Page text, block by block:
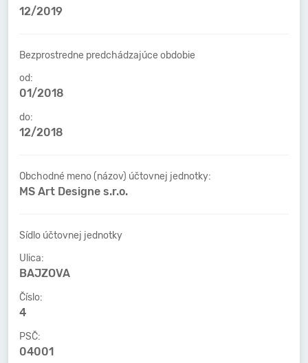
12/2019
Bezprostredne predchádzajúce obdobie
od:
01/2018
do:
12/2018
Obchodné meno (názov) účtovnej jednotky:
MS Art Designe s.r.o.
Sídlo účtovnej jednotky
Ulica:
BAJZOVA
Číslo:
4
PSČ:
04001